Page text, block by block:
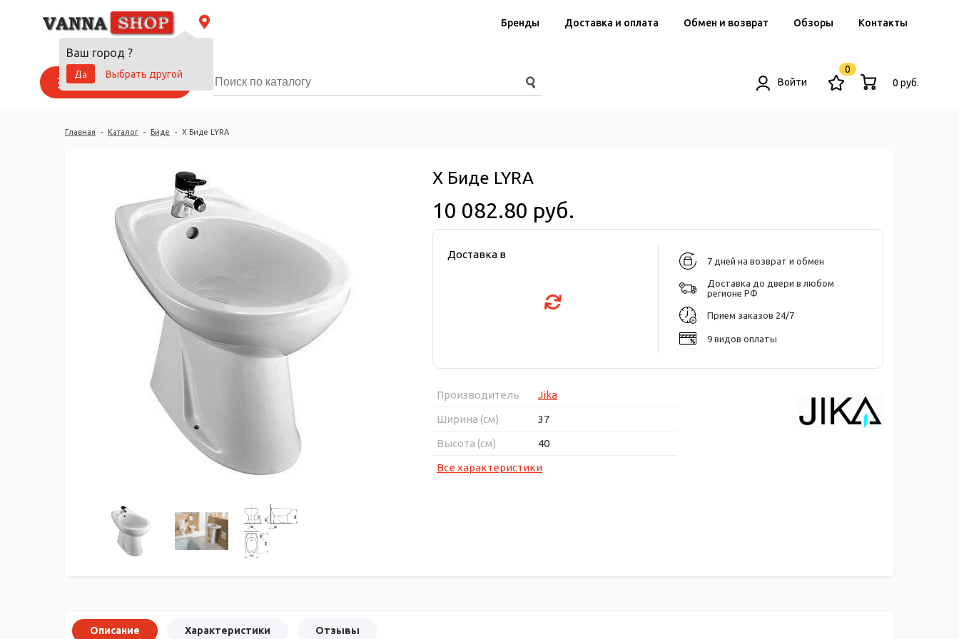
Ваш город ?
Да
Выбрать другой
Бренды Доставка и оплата Обмен и возврат Обзоры Контакты
Каталог товаров Войти
0
0 руб.
Главная - Каталог - Биде - Х Биде LYRA
Х Биде LYRA
10 082.80 руб.
Доставка в
7 дней на возврат и обмен
Доставка до двери в любом
регионе РФ
Прием заказов 24/7
9 видов оплаты
Производитель
Jika
Ширина (см)
37
Высота (см)
40
Все характеристики
Описание Характеристики Отзывы